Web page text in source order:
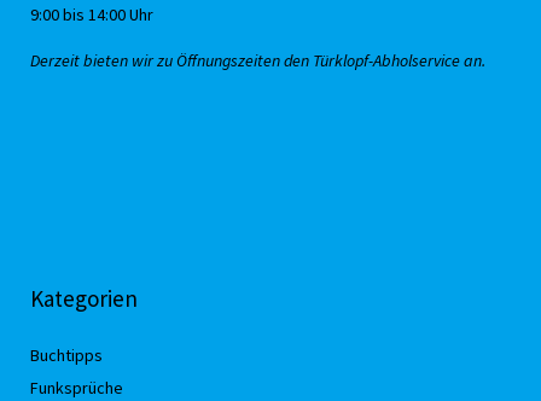
9:00 bis 14:00 Uhr
Derzeit bieten wir zu Öffnungszeiten den Türklopf-Abholservice an.
Kategorien
Buchtipps
Funksprüche